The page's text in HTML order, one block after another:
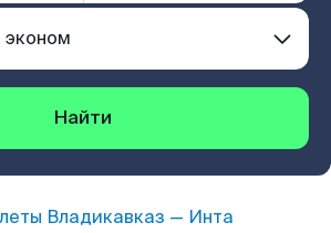
Найти
Владикавказ — Инта